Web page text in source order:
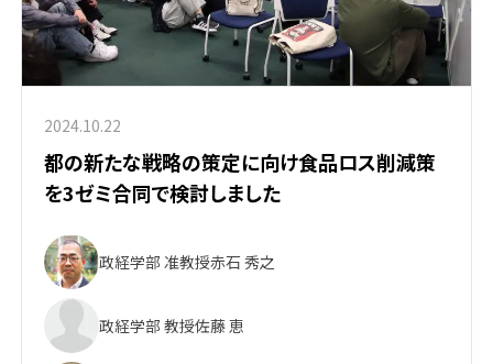
2024.10.22
都の新たな戦略の策定に向け食品ロス削減策
を3ゼミ合同で検討しました
政経学部 准教授赤石 秀之
政経学部 教授佐藤 恵